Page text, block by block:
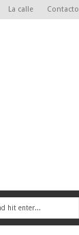
La calle Contacto